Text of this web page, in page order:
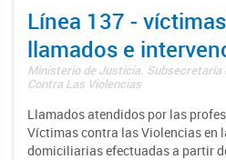
Línea 137 -
llamados e
Ministerio de Justicia.
Contra Las Violencias
Llamados atendidos por las
Víctimas contra las Violencias en
domiciliarias efectuadas a partir